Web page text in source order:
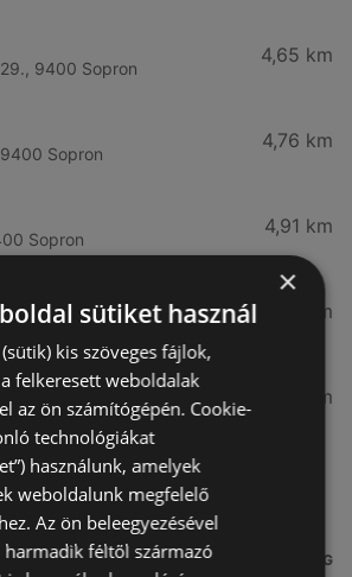
9400 Sopron
4,65 km
Sopron
4,76 km
Sopron
4,91 km
9400 Sopron
5,31 km
Sopron
5,92 km
üzletek a közelben
TÁVOLSÁG
×
sütiket használ
kis szöveges fájlok,
felkeresett weboldalak
az ön számítógépén. Cookie-
technológiákat
használunk, amelyek
weboldalunk megfelelő
Az ön beleegyezésével
harmadik féltől származó